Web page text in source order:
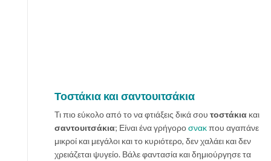
Τοστάκια και σαντουιτσάκια
Τι πιο εύκολο από το να φτιάξεις δικά σου τοστάκια και
σαντουιτσάκια; Είναι ένα γρήγοροσνακπου αγαπάνε
μικροί και μεγάλοι και το κυριότερο, δεν χαλάει και δεν
χρειάζεται ψυγείο. Βάλε φαντασία και δημιούργησε τα